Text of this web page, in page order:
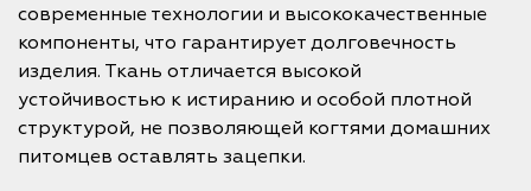
современные технологии и высококачественные
компоненты, что гарантирует долговечность
изделия. Ткань отличается высокой
устойчивостью к истиранию и особой плотной
структурой, не позволяющей когтями домашних
питомцев оставлять зацепки.